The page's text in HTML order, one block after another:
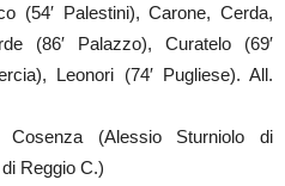
(54′ Palestini), Carone, Cerda,
(86′ Palazzo), Curatelo (69′
Leonori (74′ Pugliese). All.
(Alessio Sturniolo di
Reggio C.)